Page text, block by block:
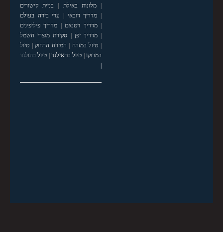
|מלונות באילת
בניית קישורים
מדריך דובאי
ערי בירה בעולם
|מדריך ויטנאם
מדריך פיליפינים
|מדריך יפן
סקירת מוצרי חשמל
טיול במזרח המזרח הרחוק| טיול
במרוקו| טיול בתאילנד| טיול בהולנד